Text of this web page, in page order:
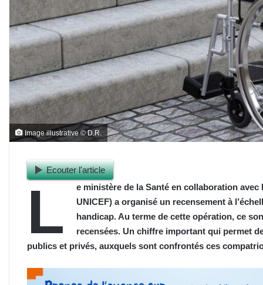
Image illustrative © D.R.
Ecouter l'article
L
e ministère de la Santé en collaboration
UNICEF) a organisé un recensement à
handicap. Au terme de cette opération, ce
recensées. Un chiffre important qui permet
publics et privés, auxquels sont confrontés ces